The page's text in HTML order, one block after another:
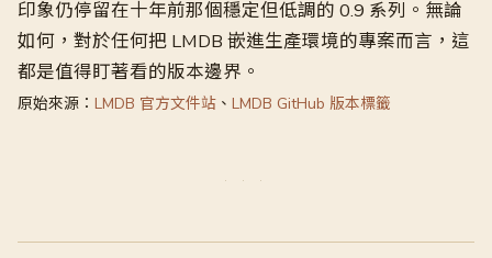
印象仍停留在十年前那個穩定但低調的 0.9 系列。無論
如何，對於任何把 LMDB 嵌進生產環境的專案而言，這
都是值得盯著看的版本邊界。
原始來源： LMDB 官方文件站 、 LMDB GitHub 版本標籤